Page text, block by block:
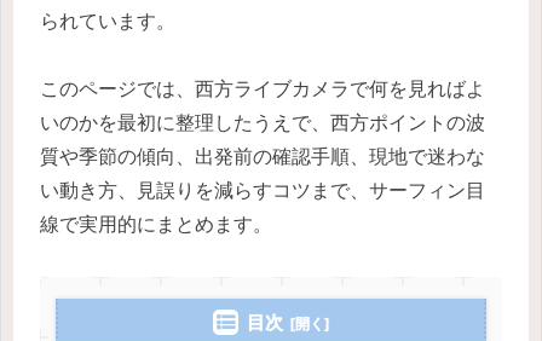
られています。
このページでは、西方ライブカメラで何を見ればよ
いのかを最初に整理したうえで、西方ポイントの波
質や季節の傾向、出発前の確認手順、現地で迷わな
い動き方、見誤りを減らすコツまで、サーフィン目
線で実用的にまとめます。
目次